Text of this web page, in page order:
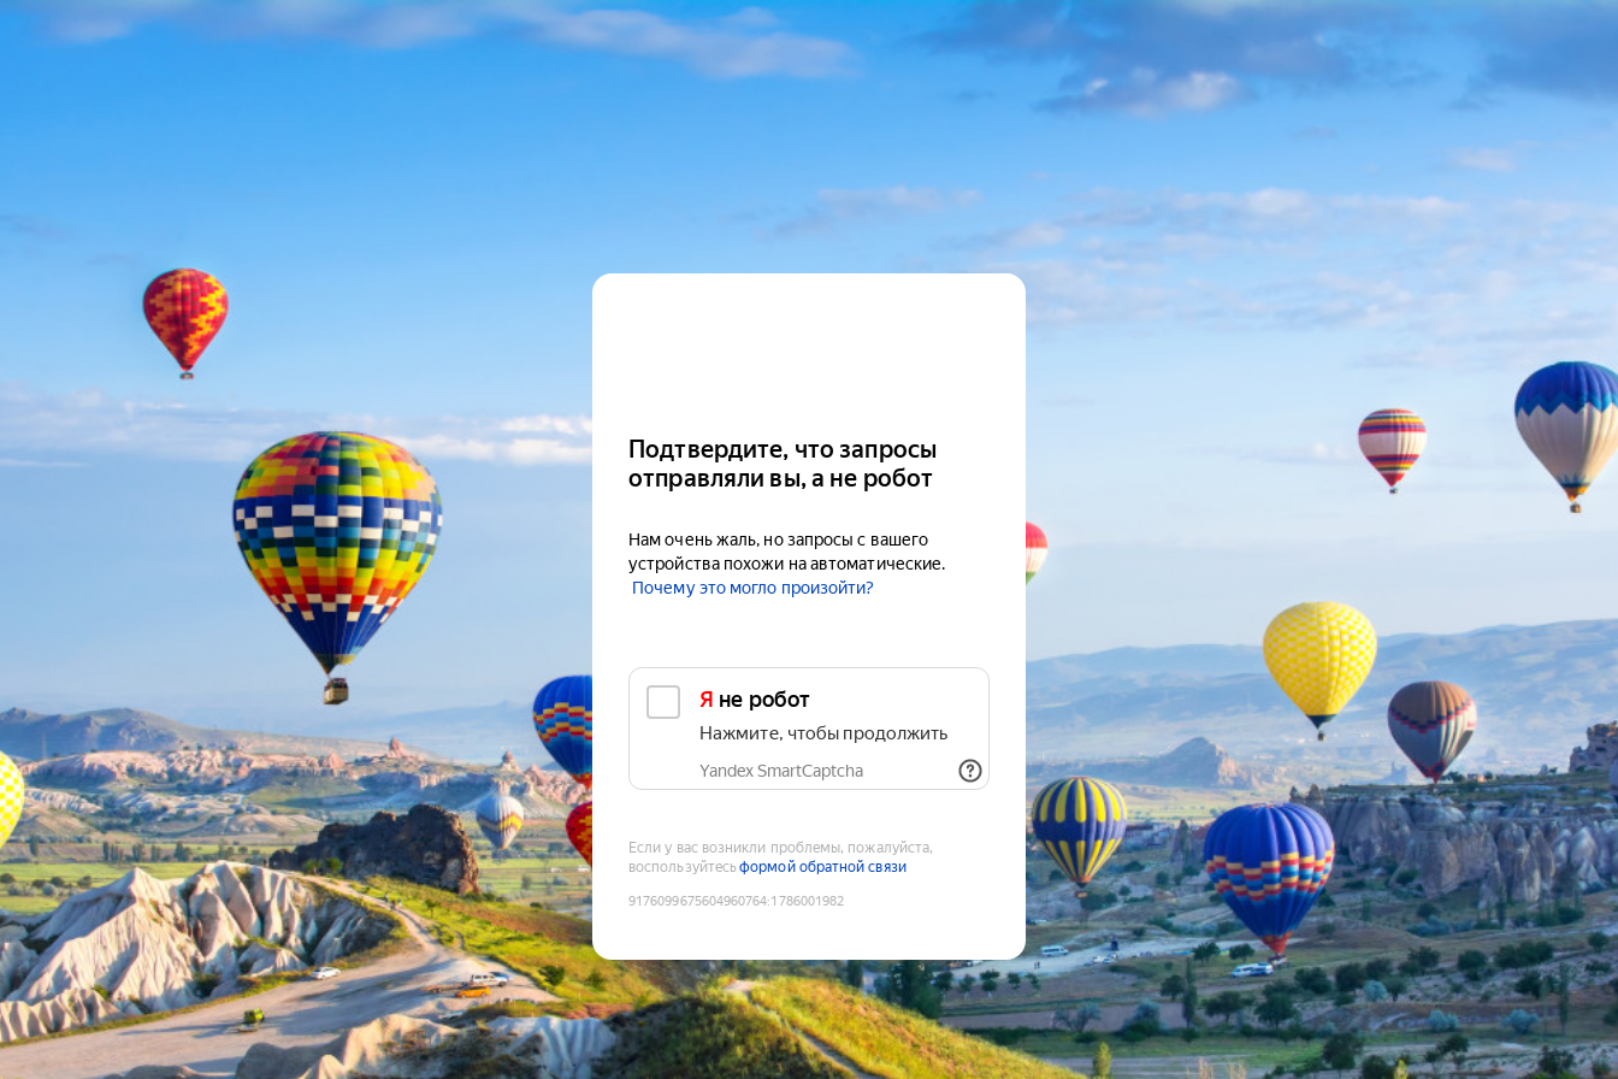
Подтвердите, что запросы
отправляли вы, а не робот
Нам очень жаль, но запросы с вашего
устройства похожи на автоматические.
Почему это могло произойти?
Я не робот
Нажмите, чтобы продолжить
Yandex SmartCaptcha
Если у вас возникли проблемы, пожалуйста,
воспользуйтесьформой обратной связи
9176099675604960764:1786001982